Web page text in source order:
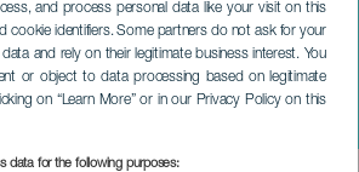
and process personal data like your visit on this
cookie identifiers. Some partners do not ask for your
and rely on their legitimate business interest. You
or object to data processing based on legitimate
on “Learn More” or in our Privacy Policy on this
data for the following purposes:
Biennaali:
julistus